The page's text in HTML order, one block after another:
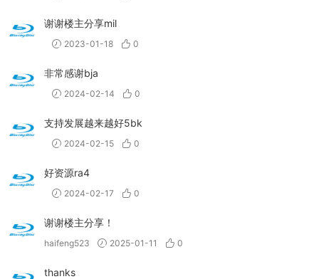
谢谢楼主分享mil
2023-01-18 0
非常感谢bja
2024-02-14 0
支持发展越来越好5bk
2024-02-15 0
好资源ra4
2024-02-17 0
谢谢楼主分享！
haifeng523 2025-01-11 0
thanks